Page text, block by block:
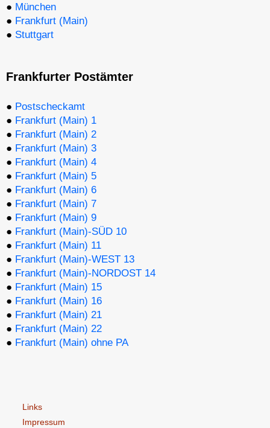
● München
● Frankfurt (Main)
● Stuttgart
Frankfurter Postämter
● Postscheckamt
● Frankfurt (Main) 1
● Frankfurt (Main) 2
● Frankfurt (Main) 3
● Frankfurt (Main) 4
● Frankfurt (Main) 5
● Frankfurt (Main) 6
● Frankfurt (Main) 7
● Frankfurt (Main) 9
● Frankfurt (Main)-SÜD 10
● Frankfurt (Main) 11
● Frankfurt (Main)-WEST 13
● Frankfurt (Main)-NORDOST 14
● Frankfurt (Main) 15
● Frankfurt (Main) 16
● Frankfurt (Main) 21
● Frankfurt (Main) 22
● Frankfurt (Main) ohne PA
Links
Impressum